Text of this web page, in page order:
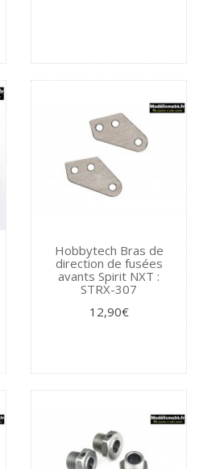
Hobbytech Bras de
direction de fusées
avants Spirit NXT :
STRX-307
12,90€